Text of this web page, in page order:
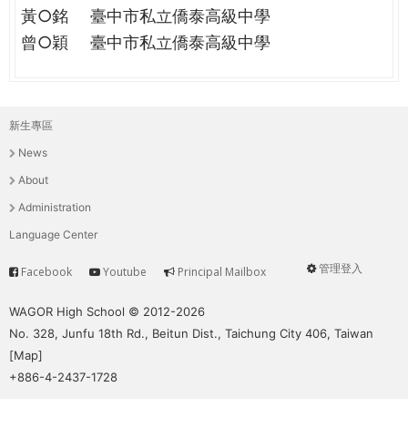
黃○銘
臺中市私立僑泰高級中學
曾○穎
臺中市私立僑泰高級中學
主
選
單
新生專區
News
About
Administration
Language Center
User
管理登入
Service
Facebook Youtube Principal Mailbox
WAGOR High School © 2012-2026
No. 328, Junfu 18th Rd., Beitun Dist., Taichung City 406, Taiwan
[Map]
+886-4-2437-1728